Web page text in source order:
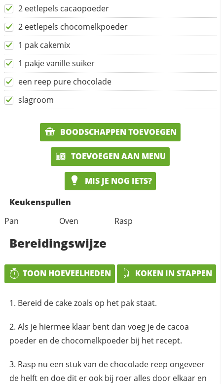
2 eetlepels cacaopoeder
2 eetlepels chocomelkpoeder
1 pak cakemix
1 pakje vanille suiker
een reep pure chocolade
slagroom
BOODSCHAPPEN TOEVOEGEN
TOEVOEGEN AAN MENU
MIS JE NOG IETS?
Keukenspullen
Pan
Oven Rasp
Bereidingswijze
TOON HOEVEELHEDEN KOKEN IN STAPPEN
Bereid de cake zoals op het pak staat.
Als je hiermee klaar bent dan voeg je de cacoa
poeder en de chocomelkpoeder bij het recept.
Rasp nu een stuk van de chocolade reep ongeveer
de helft en doe dit er ook bij roer alles door elkaar en